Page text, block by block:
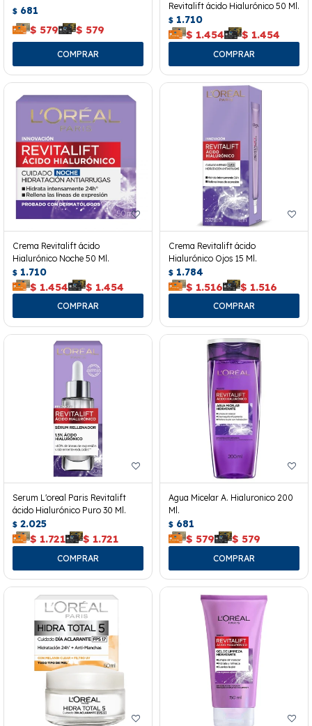
$ 681
$ 579 $ 579
Revitalift ácido Hialurónico 50 Ml.
$ 1.710
$ 1.454 $ 1.454
Crema Revitalift ácido
Hialurónico Noche 50 Ml.
$ 1.710
$ 1.454 $ 1.454
Crema Revitalift ácido
Hialurónico Ojos 15 Ml.
$ 1.784
$ 1.516 $ 1.516
Serum L'oreal Paris Revitalift
ácido Hialurónico Puro 30 Ml.
$ 2.025
$ 1.721 $ 1.721
Agua Micelar A. Hialuronico 200
Ml.
$ 681
$ 579 $ 579